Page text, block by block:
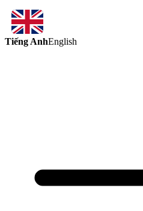
Tiếng AnhEnglish